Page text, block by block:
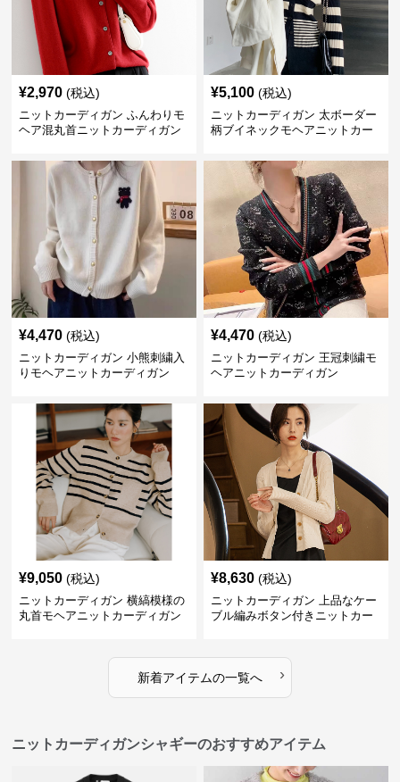
¥2,970 (税込)
ニットカーディガン ふんわりモ
ヘア混丸首ニットカーディガン
¥5,100 (税込)
ニットカーディガン 太ボーダー
柄ブイネックモヘアニットカー
¥4,470 (税込)
ニットカーディガン 小熊刺繍入
りモヘアニットカーディガン
¥4,470 (税込)
ニットカーディガン 王冠刺繍モ
ヘアニットカーディガン
¥9,050 (税込)
ニットカーディガン 横縞模様の
丸首モヘアニットカーディガン
¥8,630 (税込)
ニットカーディガン 上品なケー
ブル編みボタン付きニットカー
新着アイテムの一覧へ ›
ニットカーディガンシャギーのおすすめアイテム